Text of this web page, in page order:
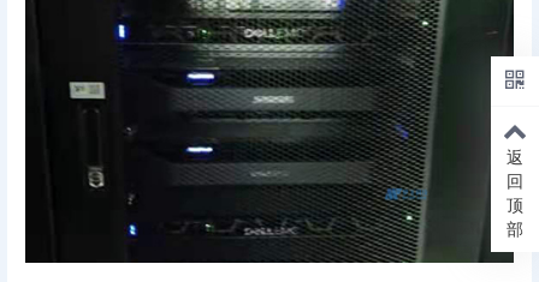
返
回
顶
部